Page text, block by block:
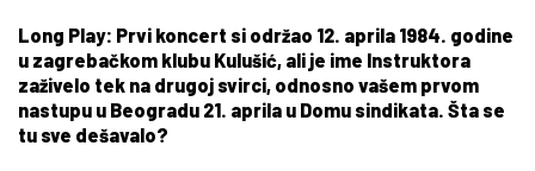
Long Play: Prvi koncert si održao 12. aprila 1984. godine
u zagrebačkom klubu Kulušić, ali je ime Instruktora
zaživelo tek na drugoj svirci, odnosno vašem prvom
nastupu u Beogradu 21. aprila u Domu sindikata. Šta se
tu sve dešavalo?